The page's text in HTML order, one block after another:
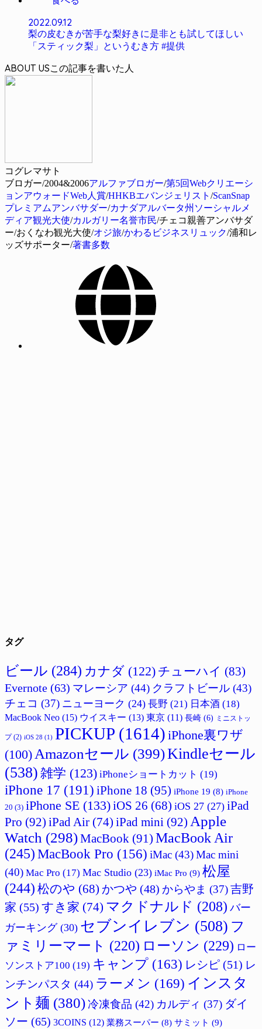
2022.09.12
梨の皮むきが苦手な梨好きに是非とも試してほしい
「スティック梨」というむき方 #提供
ABOUT US
コグレマサト
ブロガー/2004&2006アルファブロガー/第5回Webクリエーシ
ョンアウォードWeb人賞/HHKBエバンジェリスト /ScanSnap
プレミアムアンバサダー/カナダアルバータ州ソーシャルメ
ディア観光大使/カルガリー名誉市民/チェコ親善アンバサダ
ー/おくなわ観光大使/オジ旅/かわるビジネスリュック/浦和レ
ッズサポーター/著書多数
タグ
ビール (284) カナダ (122) チューハイ (83)
Evernote (63) マレーシア (44) クラフトビール (43)
チェコ (37) ニューヨーク (24) 長野 (21) 日本酒 (18)
MacBook Neo (15) ウイスキー (13) 東京 (11) 長崎 (6) ミニストッ
プ(2) iOS 28 (1) PICKUP (1614) iPhone裏ワザ
(100) Amazonセール (399)Kindleセール
(538) 雑学 (123) iPhoneショートカット (19)
iPhone 17 (191) iPhone 18 (95) iPhone 19 (8) iPhone
20 (3) iPhone SE (133)iOS 26 (68) iOS 27 (27) iPad
Pro (92) iPad Air (74) iPad mini (92) Apple
Watch (298)MacBook (91) MacBook Air
(245) MacBook Pro (156) iMac (43)Mac mini
(40) Mac Pro (17) Mac Studio (23) iMac Pro (9) 松屋
(244) 松のや (68) かつや (48) からやま (37)吉野
家 (55) すき家 (74) マクドナルド (208) バー
ガーキング(30) セブンイレブン (508) フ
ァミリーマート (220) ローソン (229) ロー
ソンストア100 (19) キャンプ (163) レシピ (51) レ
ンチンパスタ (44) ラーメン (169) インスタ
ント麺 (380)冷凍食品 (42) カルディ (37) ダイ
ソー (65) 3COINS (12) 業務スーパー (8) サミット (9)